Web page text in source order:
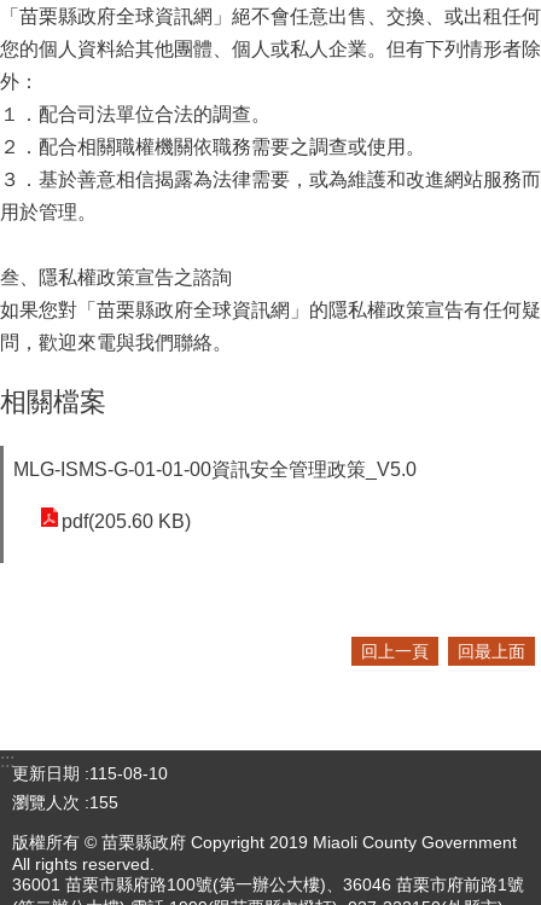
「苗栗縣政府全球資訊網」絕不會任意出售、交換、或出租任何
您的個人資料給其他團體、個人或私人企業。但有下列情形者除
外：
１．配合司法單位合法的調查。
２．配合相關職權機關依職務需要之調查或使用。
３．基於善意相信揭露為法律需要，或為維護和改進網站服務而
用於管理。
叁、隱私權政策宣告之諮詢
如果您對「苗栗縣政府全球資訊網」的隱私權政策宣告有任何疑
問，歡迎來電與我們聯絡。
相關檔案
MLG-ISMS-G-01-01-00資訊安全管理政策_V5.0
pdf(205.60 KB)
回上一頁 回最上面
:::
更新日期
115-08-10
瀏覽人次
155
版權所有 © 苗栗縣政府 Copyright 2019 Miaoli County Government
All rights reserved.
36001 苗栗市縣府路100號(第一辦公大樓)、36046 苗栗市府前路1號